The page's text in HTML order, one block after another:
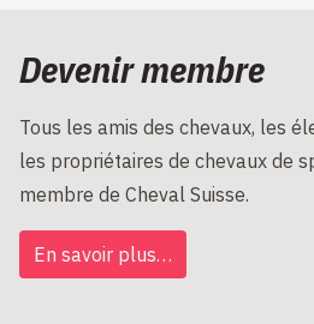
Devenir membre
Tous les amis des chevaux, les
les propriétaires de chevaux de
membre de Cheval Suisse.
En savoir plus…